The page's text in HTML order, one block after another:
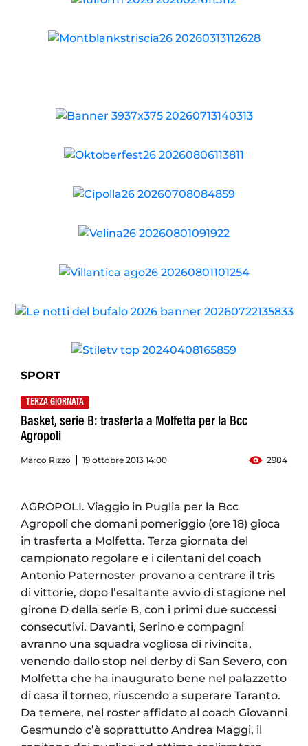
SPORT
TERZA GIORNATA
Basket, serie B: trasferta a Molfetta per la Bcc
Agropoli
Marco Rizzo 19 ottobre 2013 14:00 2984
AGROPOLI. Viaggio in Puglia per la Bcc
Agropoli che domani pomeriggio (ore 18) gioca
in trasferta a Molfetta. Terza giornata del
campionato regolare e i cilentani del coach
Antonio Paternoster provano a centrare il tris
di vittorie, dopo l’esaltante avvio di stagione nel
girone D della serie B, con i primi due successi
consecutivi. Davanti, Serino e compagni
avranno una squadra vogliosa di rivincita,
venendo dallo stop nel derby di San Severo, con
Molfetta che ha inaugurato bene nel palazzetto
di casa il torneo, riuscendo a superare Taranto.
Da temere, nel roster affidato al coach Giovanni
Gesmundo c’è soprattutto Andrea Maggi, il